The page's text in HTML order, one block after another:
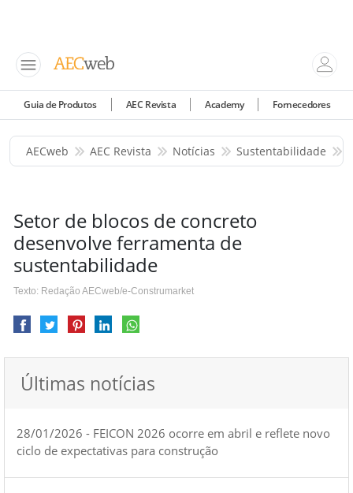
Guia de Produtos AEC Revista Academy Fornecedores
AECweb AEC Revista Notícias Sustentabilidade
Setor de blocos de concreto
desenvolve ferramenta de
sustentabilidade
Texto: Redação AECweb/e-Construmarket
Últimas notícias
28/01/2026 - FEICON 2026 ocorre em abril e reflete novo
ciclo de expectativas para construção